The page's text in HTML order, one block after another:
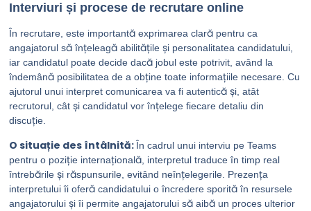
Interviuri și procese de recrutare online
În recrutare, este importantă exprimarea clară pentru ca
angajatorul să înțeleagă abilitățile și personalitatea candidatului,
iar candidatul poate decide dacă jobul este potrivit, având la
îndemână posibilitatea de a obține toate informațiile necesare. Cu
ajutorul unui interpret comunicarea va fi autentică și, atât
recrutorul, cât și candidatul vor înțelege fiecare detaliu din
discuție.
O situație des întâlnită:În cadrul unui interviu pe Teams
pentru o poziție internațională, interpretul traduce în timp real
întrebările și răspunsurile, evitând neînțelegerile. Prezența
interpretului îi oferă candidatului o încredere sporită în resursele
angajatorului și îi permite angajatorului să aibă un proces ulterior